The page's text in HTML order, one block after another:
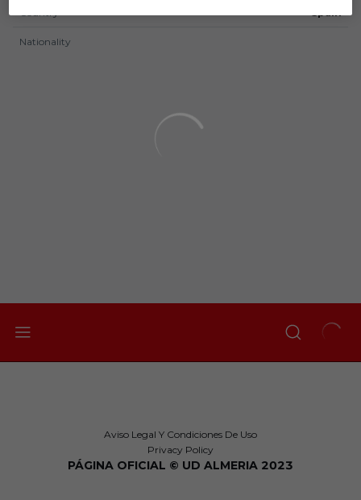
Country Spain
Nationality
Aviso Legal Y Condiciones De Uso
Privacy Policy
PÁGINA OFICIAL © UD ALMERIA 2023